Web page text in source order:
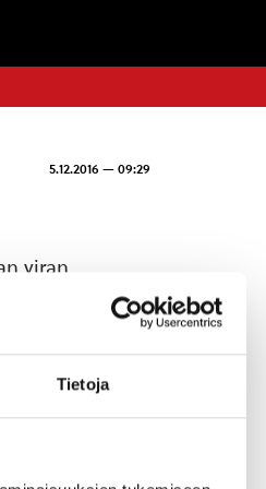
Tietoja
5.12.2016 — 09:29
viran
johtajan viran